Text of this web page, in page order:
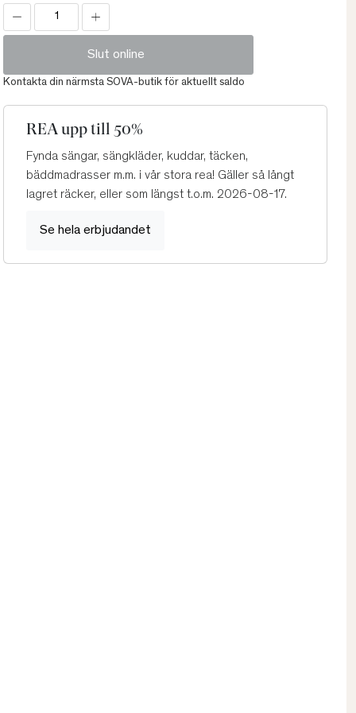
Slut online
Kontakta din närmsta SOVA-butik för aktuellt saldo
REA upp till 50%
Fynda sängar, sängkläder, kuddar, täcken,
bäddmadrasser m.m. i vår stora rea! Gäller så långt
lagret räcker, eller som längst t.o.m. 2026-08-17.
Se hela erbjudandet